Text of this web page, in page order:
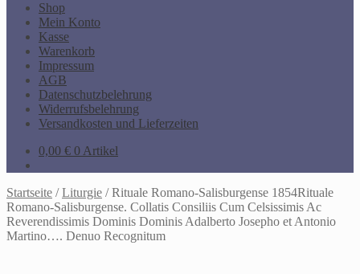
Shop
Mein Konto
Kasse
Warenkorb
Impressum
AGB
Datenschutzbelehrung
Widerrufsbelehrung
Versandkosten und Lieferzeiten
0,00 € 0 Artikel
Startseite /Liturgie /Rituale Romano-Salisburgense 1854Rituale
Romano-Salisburgense. Collatis Consiliis Cum Celsissimis Ac
Reverendissimis Dominis Dominis Adalberto Josepho et Antonio
Martino…. Denuo Recognitum